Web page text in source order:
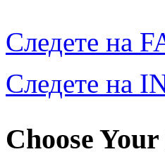
Следете на
Следете на
Choose